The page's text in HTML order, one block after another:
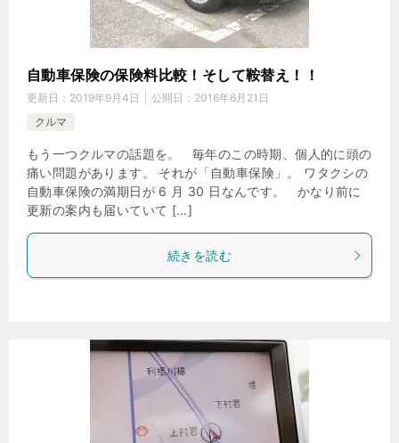
自動車保険の保険料比較！そして鞍替え！！
更新日： 2019年9月4日 公開日： 2016年6月21日
クルマ
もう一つクルマの話題を。 毎年のこの時期、個人的に頭の
痛い問題があります。 それが「自動車保険」。 ワタクシの
自動車保険の満期日が 6 月 30 日なんです。 かなり前に
更新の案内も届いていて […]
続きを読む